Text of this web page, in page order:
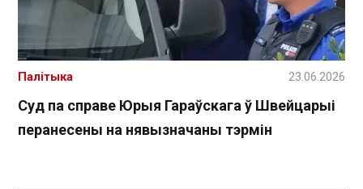
Суд па справе Юрыя Гараўскага ў Швейцарыі
перанесены на нявызначаны тэрмін
Палітыка 23.06.2026